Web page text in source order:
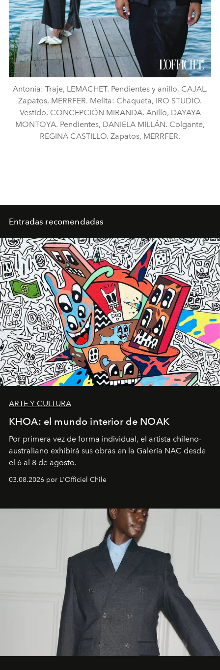
Antonia: Traje, LEMACHET. Pendientes y anillo, CAJAL.
Zapatos, MERRFER. Melita: Chaqueta, IRO STUDIO.
Vestido, CONCEPCIÓN MIRANDA. Anillo, DAYAYA
MONTOYA. Pendientes, DANIELA MILLÁN. Colgante,
REGINA CASTILLO. Zapatos, MERRFER.
Entradas recomendadas
ARTE Y CULTURA
KHOA: el mundo interior de NOAK
Por primera vez de forma individual, el artista chileno-
australiano exhibirá sus obras en la Galería NAC desde
el 6 al 8 de agosto.
03.08.2026 por L'Officiel Chile